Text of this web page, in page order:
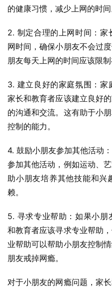
的健康习惯，减少上网的时间
2. 制定合理的上网时间：
网时间，确保小朋友不会过
朋友每天上网的时间应该限
3. 建立良好的家庭氛围：家
家长和教育者应该建立良好
的沟通和交流。这有助于小
控制的能力。
4. 鼓励小朋友参加其他活动
参加其他活动，例如运动、
助小朋友培养其他技能和兴
赖。
5. 寻求专业帮助：如果小朋
和教育者应该寻求专业帮助
业帮助可以帮助小朋友控制
朋友戒掉网瘾。
对于小朋友的网瘾问题，家